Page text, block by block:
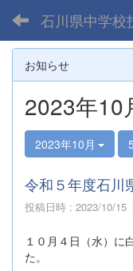
お知らせ
2023年10
2023年10月
令和５年度石川
投稿日時 : 2023/10/15
１０月４日（水）に
た。